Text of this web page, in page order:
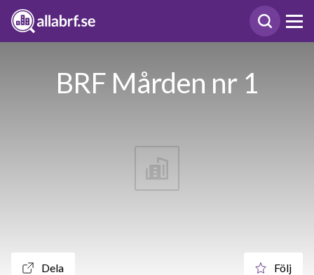
BRF Mården nr 1
Dela Följ